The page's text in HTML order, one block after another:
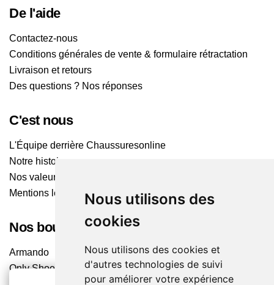
Nous utilisons des
cookies
Nous utilisons des cookies et
d'autres technologies de suivi
pour améliorer votre expérience
De l'aide
Contactez-nous
Conditions générales de vente & formulaire rétractation
Livraison et retours
Des questions ? Nos réponses
C'est nous
L'Équipe derrière Chaussuresonline
Notre histoire
Nos valeurs
Mentions légales
Nos boutiques
Armando
Only Shoes